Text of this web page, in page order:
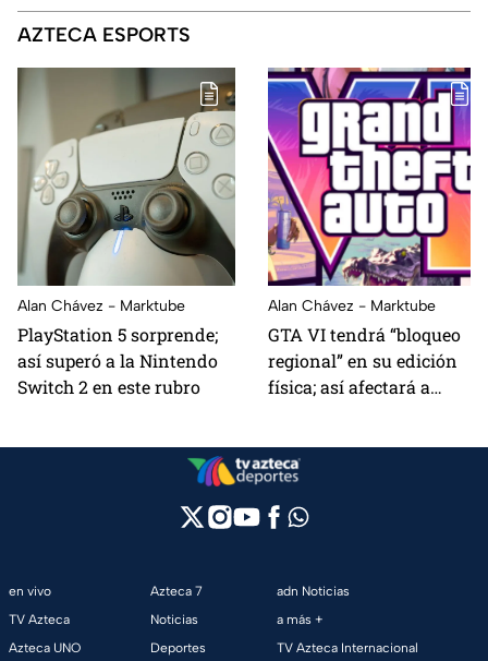
AZTECA ESPORTS
Alan Chávez - Marktube
PlayStation 5 sorprende;
así superó a la Nintendo
Switch 2 en este rubro
Alan Chávez - Marktube
GTA VI tendrá “bloqueo
regional” en su edición
física; así afectará a
en vivo
TV Azteca
Azteca UNO
Azteca 7
Noticias
Deportes
adn Noticias
a más +
TV Azteca Internacional